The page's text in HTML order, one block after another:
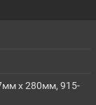
х 280мм, 915-